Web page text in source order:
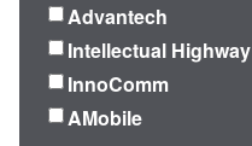
Advantech
Intellectual Highway
InnoComm
AMobile